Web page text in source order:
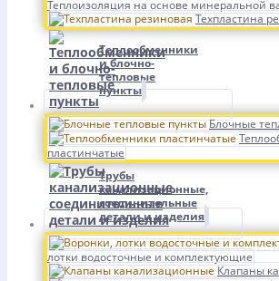
Теплоизоляция на основе минеральной
Техпластина
Теплообменники
и блочно-
тепловые
пункты
Блочные
пластинчатые
Трубы
канализационные,
соединительные
детали и изделия
лотки водосточные и комплектующие
Клапаны